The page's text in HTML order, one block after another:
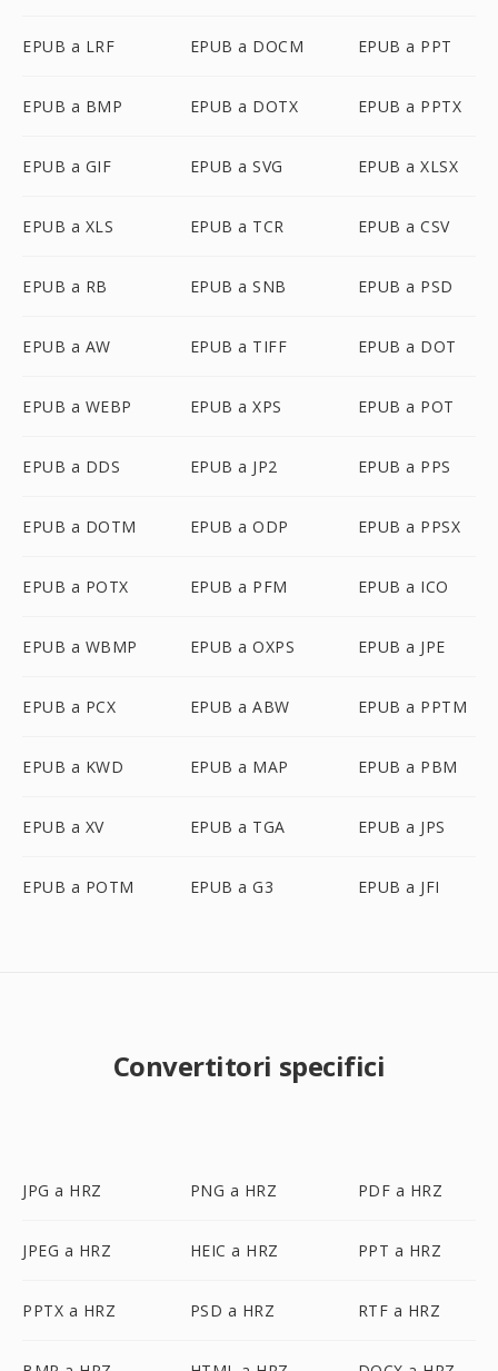
EPUB a LRF EPUB a DOCM EPUB a PPT
EPUB a BMP EPUB a DOTX EPUB a PPTX
EPUB a GIF EPUB a SVG EPUB a XLSX
EPUB a XLS EPUB a TCR EPUB a CSV
EPUB a RB EPUB a SNB EPUB a PSD
EPUB a AW EPUB a TIFF EPUB a DOT
EPUB a WEBP EPUB a XPS EPUB a POT
EPUB a DDS EPUB a JP2 EPUB a PPS
EPUB a DOTM EPUB a ODP EPUB a PPSX
EPUB a POTX EPUB a PFM EPUB a ICO
EPUB a WBMP EPUB a OXPS EPUB a JPE
EPUB a PCX EPUB a ABW EPUB a PPTM
EPUB a KWD EPUB a MAP EPUB a PBM
EPUB a XV EPUB a TGA EPUB a JPS
EPUB a POTM EPUB a G3 EPUB a JFI
Convertitori specifici
JPG a HRZ PNG a HRZ PDF a HRZ
JPEG a HRZ HEIC a HRZ PPT a HRZ
PPTX a HRZ PSD a HRZ RTF a HRZ